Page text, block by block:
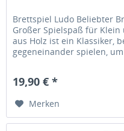
Brettspiel Ludo Beliebter
Großer Spielspaß für
aus Holz ist ein Klassiker,
gegeneinander spielen,
19,90 € *
Merken